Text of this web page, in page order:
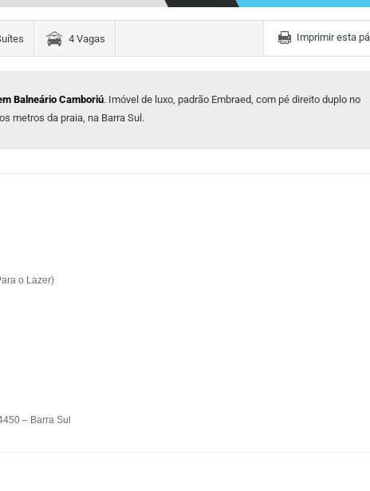
4 Vagas Imprimir esta
Balneário Camboriú. Imóvel de luxo, padrão Embraed, com pé direito duplo no
metros da praia, na Barra Sul.
o Lazer)
– Barra Sul